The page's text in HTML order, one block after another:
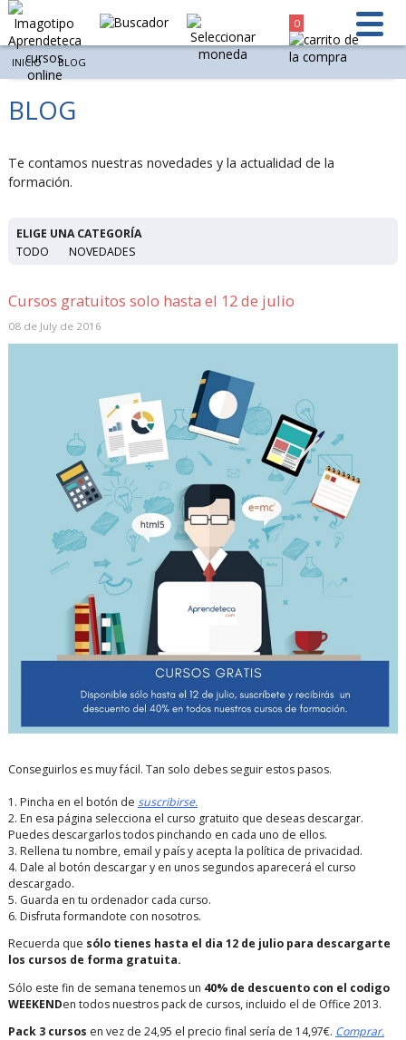
0
INICIO BLOG
BLOG
Te contamos nuestras novedades y la actualidad de la
formación.
ELIGE UNA CATEGORÍA
TODO
NOVEDADES
Cursos gratuitos solo hasta el 12 de julio
08 de July de 2016
Conseguirlos es muy fácil. Tan solo debes seguir estos pasos.
1. Pincha en el botón de suscribirse.
2. En esa página selecciona el curso gratuito que deseas descargar.
Puedes descargarlos todos pinchando en cada uno de ellos.
3. Rellena tu nombre, email y país y acepta la política de privacidad.
4. Dale al botón descargar y en unos segundos aparecerá el curso
descargado.
5. Guarda en tu ordenador cada curso.
6. Disfruta formandote con nosotros.
Recuerda que sólo tienes hasta el dia 12 de julio para descargarte
los cursos de forma gratuita.
Sólo este fin de semana tenemos un 40% de descuento con el codigo
WEEKENDen todos nuestros pack de cursos, incluido el de Office 2013.
Pack 3 cursos en vez de 24,95 el precio final sería de 14,97€. Comprar.